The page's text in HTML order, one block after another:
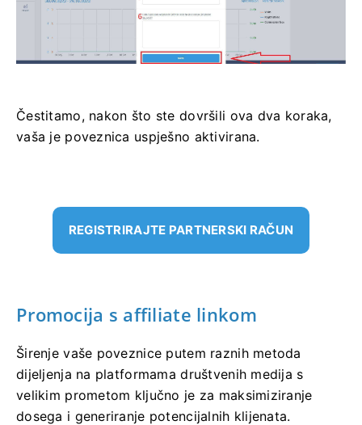
Čestitamo, nakon što ste dovršili ova dva koraka,
vaša je poveznica uspješno aktivirana.
REGISTRIRAJTE PARTNERSKI RAČUN
Promocija s affiliate linkom
Širenje vaše poveznice putem raznih metoda
dijeljenja na platformama društvenih medija s
velikim prometom ključno je za maksimiziranje
dosega i generiranje potencijalnih klijenata.